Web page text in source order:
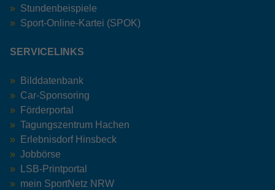
Stundenbeispiele
Sport-Online-Kartei (SPOK)
SERVICELINKS
Bilddatenbank
Car-Sponsoring
Förderportal
Tagungszentrum Hachen
Erlebnisdorf Hinsbeck
Jobbörse
LSB-Printportal
mein SportNetz NRW